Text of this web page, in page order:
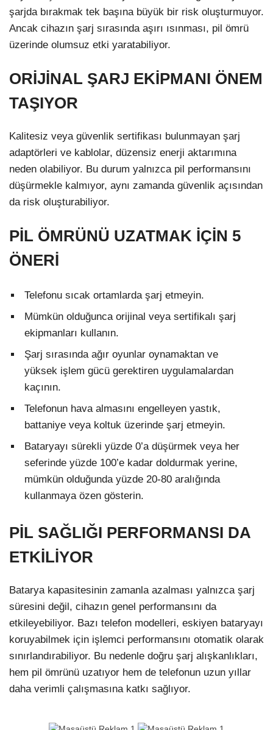
şarjda bırakmak tek başına büyük bir risk oluşturmuyor.
Ancak cihazın şarj sırasında aşırı ısınması, pil ömrü
üzerinde olumsuz etki yaratabiliyor.
ORİJİNAL ŞARJ EKİPMANI ÖNEM
TAŞIYOR
Kalitesiz veya güvenlik sertifikası bulunmayan şarj
adaptörleri ve kablolar, düzensiz enerji aktarımına
neden olabiliyor. Bu durum yalnızca pil performansını
düşürmekle kalmıyor, aynı zamanda güvenlik açısından
da risk oluşturabiliyor.
PİL ÖMRÜNÜ UZATMAK İÇİN 5
ÖNERİ
Telefonu sıcak ortamlarda şarj etmeyin.
Mümkün olduğunca orijinal veya sertifikalı şarj
ekipmanları kullanın.
Şarj sırasında ağır oyunlar oynamaktan ve
yüksek işlem gücü gerektiren uygulamalardan
kaçının.
Telefonun hava almasını engelleyen yastık,
battaniye veya koltuk üzerinde şarj etmeyin.
Bataryayı sürekli yüzde 0’a düşürmek veya her
seferinde yüzde 100’e kadar doldurmak yerine,
mümkün olduğunda yüzde 20-80 aralığında
kullanmaya özen gösterin.
PİL SAĞLIĞI PERFORMANSI DA
ETKİLİYOR
Batarya kapasitesinin zamanla azalması yalnızca şarj
süresini değil, cihazın genel performansını da
etkileyebiliyor. Bazı telefon modelleri, eskiyen bataryayı
koruyabilmek için işlemci performansını otomatik olarak
sınırlandırabiliyor. Bu nedenle doğru şarj alışkanlıkları,
hem pil ömrünü uzatıyor hem de telefonun uzun yıllar
daha verimli çalışmasına katkı sağlıyor.